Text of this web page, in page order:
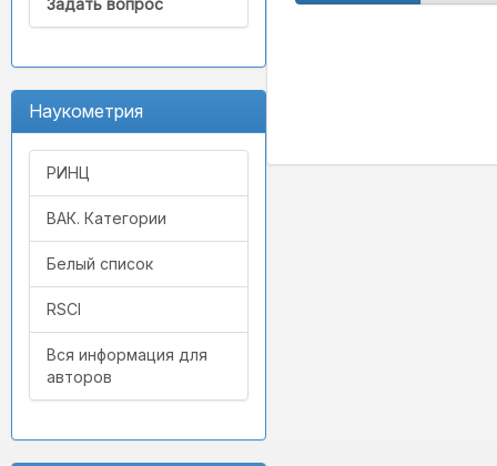
Задать вопрос
Наукометрия
РИНЦ
ВАК. Категории
Белый список
RSCI
Вся информация для
авторов